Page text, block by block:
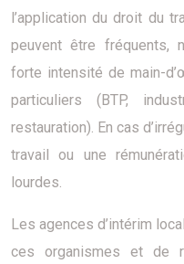
l’application du droit du
peuvent être fréquents,
forte intensité de main-
particuliers (BTP,
restauration). En cas
travail ou une
lourdes.
Les agences d’intérim
ces organismes et de